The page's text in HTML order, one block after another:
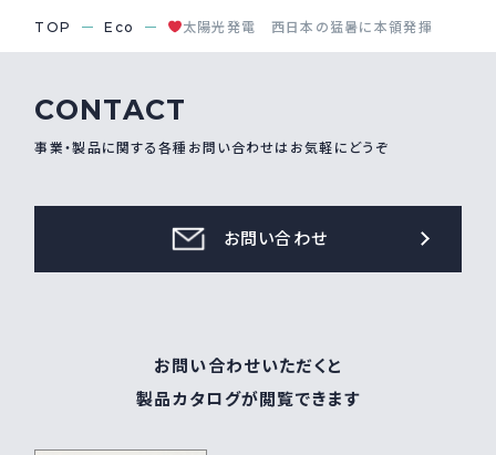
TOP Eco 太陽光発電 西日本の猛暑に本領発揮
CONTACT
事業・製品に関する各種お問い合わせはお気軽にどうぞ
お問い合わせ
お問い合わせいただくと
製品カタログが閲覧できます